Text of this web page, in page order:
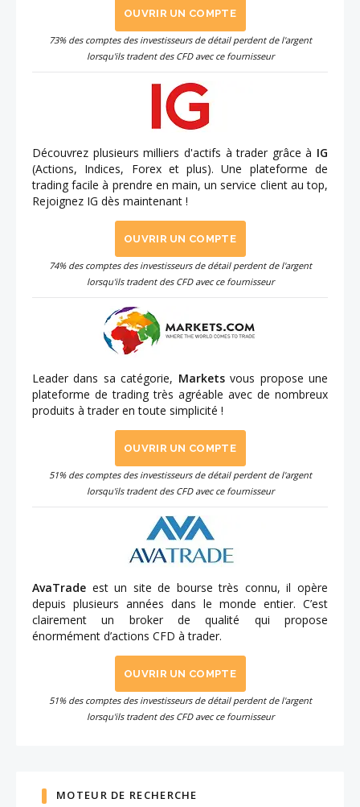
OUVRIR UN COMPTE
73% des comptes des investisseurs de détail perdent de l'argent
lorsqu'ils tradent des CFD avec ce fournisseur
Découvrez plusieurs milliers d'actifs à trader grâce à IG
(Actions, Indices, Forex et plus). Une plateforme de
trading facile à prendre en main, un service client au top,
Rejoignez IG dès maintenant !
OUVRIR UN COMPTE
74% des comptes des investisseurs de détail perdent de l'argent
lorsqu'ils tradent des CFD avec ce fournisseur
Leader dans sa catégorie, Marketsvous propose une
plateforme de trading très agréable avec de nombreux
produits à trader en toute simplicité !
OUVRIR UN COMPTE
51% des comptes des investisseurs de détail perdent de l'argent
lorsqu'ils tradent des CFD avec ce fournisseur
AvaTrade est un site de bourse très connu, il opère
depuis plusieurs années dans le monde entier. C’est
clairement un broker de qualité qui propose
énormément d’actions CFD à trader.
OUVRIR UN COMPTE
51% des comptes des investisseurs de détail perdent de l'argent
lorsqu'ils tradent des CFD avec ce fournisseur
MOTEUR DE RECHERCHE